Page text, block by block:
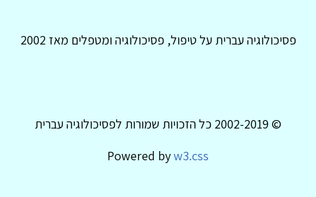
פסיכולוגיה עברית על טיפול, פסיכולוגיה ומטפלים מאז 2002
© 2002-2019 כל הזכויות שמורות לפסיכולוגיה עברית
Powered byw3.css